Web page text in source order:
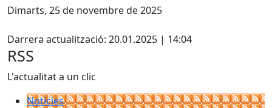
Dimarts, 25 de novembre de 2025
Darrera actualització: 20.01.2025 | 14:04
RSS
L'actualitat a un clic
Notícies